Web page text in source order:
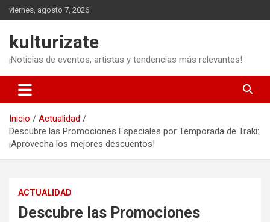
Saltar
al
viernes, agosto 7, 2026
kulturizate
¡Noticias de eventos, artistas y tendencias más relevantes!
Inicio
Actualidad
Descubre las Promociones Especiales por Temporada de Traki:
¡Aprovecha los mejores descuentos!
ACTUALIDAD
Descubre las Promociones